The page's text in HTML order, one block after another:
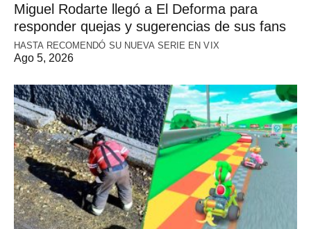
Miguel Rodarte llegó a El Deforma para
responder quejas y sugerencias de sus fans
HASTA RECOMENDÓ SU NUEVA SERIE EN VIX
Ago 5, 2026